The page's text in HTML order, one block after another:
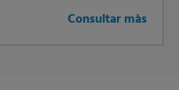
Consultar màs